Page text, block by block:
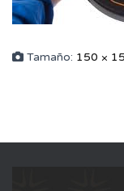
Tamaño: 150 ×